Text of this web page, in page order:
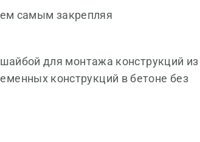
самым закрепляя
для монтажа конструкций из
конструкций в бетоне без